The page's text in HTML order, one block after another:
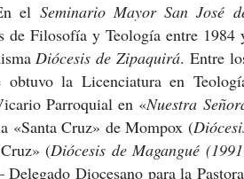
el Seminario Mayor San José
de Filosofía y Teología entre 1984
Diócesis de Zipaquirá. Entre
obtuvo la Licenciatura en
Parroquial en «Nuestra
«Santa Cruz» de Mompox (
(Diócesis de Magangué
Diocesano para la